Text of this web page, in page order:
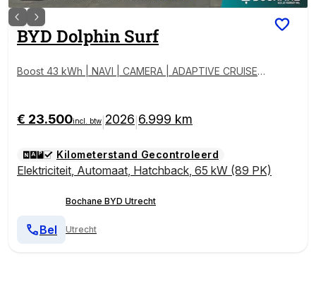
BYD Dolphin Surf
Boost 43 kWh | NAVI | CAMERA | ADAPTIVE CRUISE |
€ 23.500incl. btw 2026 6.999 km
Kilometerstand Gecontroleerd
Elektriciteit, Automaat, Hatchback, 65 kW (89 PK)
Bochane BYD Utrecht
Utrecht
Bel